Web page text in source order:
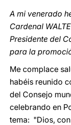
A mi venerado
Cardenal
Presidente del
para la
Me complace
habéis reunido
del Consejo
celebrando en
tema: "Dios,